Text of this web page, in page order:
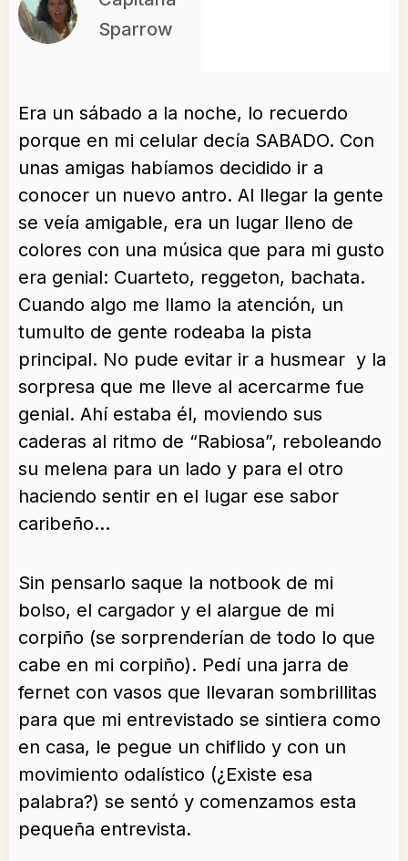
Sparrow
Era un sábado a la noche, lo recuerdo
porque en mi celular decía SABADO. Con
unas amigas habíamos decidido ir a
conocer un nuevo antro. Al llegar la gente
se veía amigable, era un lugar lleno de
colores con una música que para mi gusto
era genial: Cuarteto, reggeton, bachata.
Cuando algo me llamo la atención, un
tumulto de gente rodeaba la pista
principal. No pude evitar ir a husmear y la
sorpresa que me lleve al acercarme fue
genial. Ahí estaba él, moviendo sus
caderas al ritmo de “Rabiosa”, reboleando
su melena para un lado y para el otro
haciendo sentir en el lugar ese sabor
caribeño…
Sin pensarlo saque la notbook de mi
bolso, el cargador y el alargue de mi
corpiño (se sorprenderían de todo lo que
cabe en mi corpiño). Pedí una jarra de
fernet con vasos que llevaran sombrillitas
para que mi entrevistado se sintiera como
en casa, le pegue un chiflido y con un
movimiento odalístico (¿Existe esa
palabra?) se sentó y comenzamos esta
pequeña entrevista.